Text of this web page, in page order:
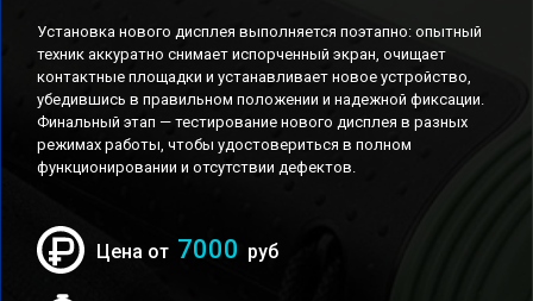
Установка нового дисплея выполняется поэтапно: опытный
техник аккуратно снимает испорченный экран, очищает
контактные площадки и устанавливает новое устройство,
убедившись в правильном положении и надежной фиксации.
Финальный этап — тестирование нового дисплея в разных
режимах работы, чтобы удостовериться в полном
функционировании и отсутствии дефектов.
Цена от 7000 руб